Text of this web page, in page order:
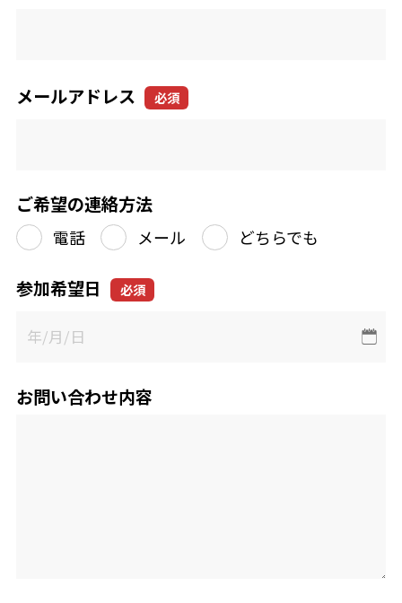
メールアドレス 必須
ご希望の連絡方法
電話 メール どちらでも
参加希望日 必須
お問い合わせ内容